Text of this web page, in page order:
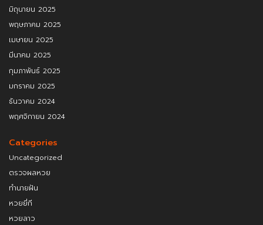
มิถุนายน 2025
พฤษภาคม 2025
เมษายน 2025
มีนาคม 2025
กุมภาพันธ์ 2025
มกราคม 2025
ธันวาคม 2024
พฤศจิกายน 2024
Categories
Uncategorized
ตรวจผลหวย
ทำนายฝัน
หวยยี่กี
หวยลาว